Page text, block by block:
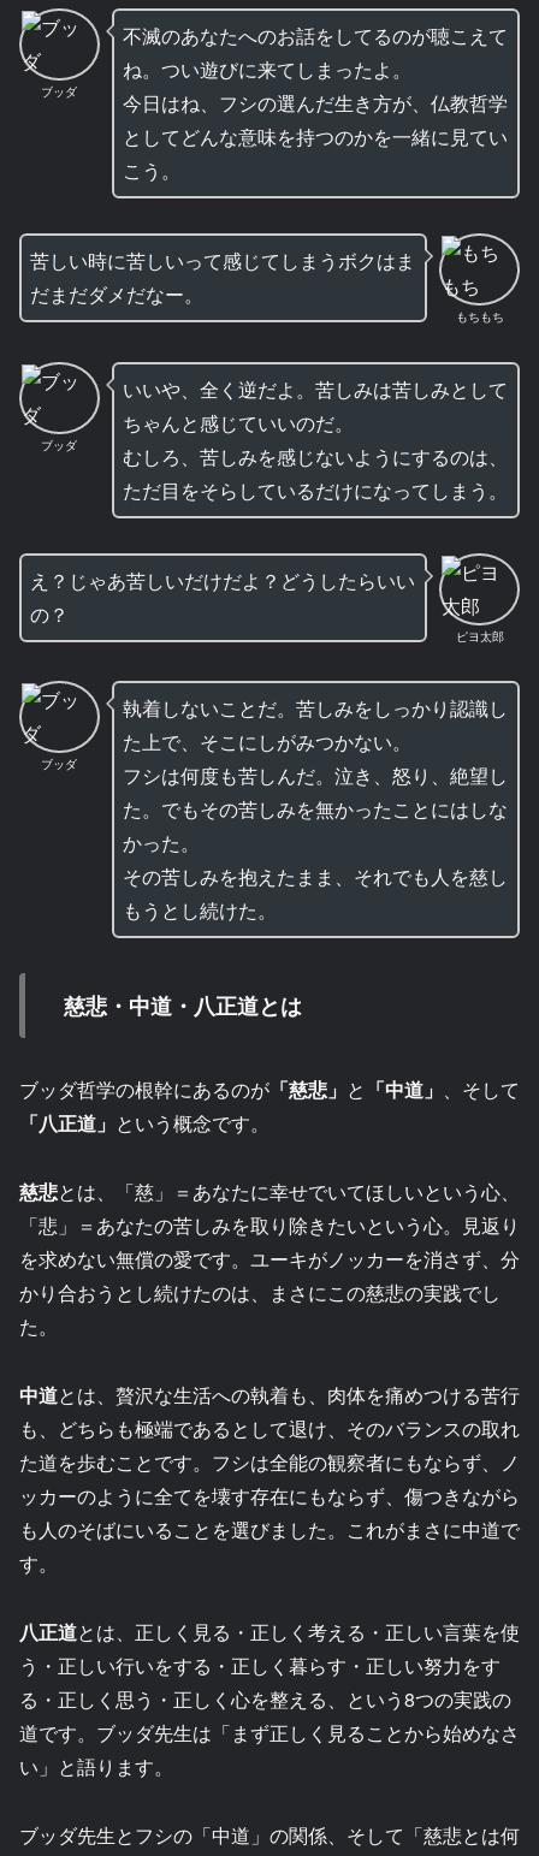
ブッダ
不滅のあなたへのお話をしてるのが聴こえて
ね。つい遊びに来てしまったよ。
今日はね、フシの選んだ生き方が、仏教哲学
としてどんな意味を持つのかを一緒に見てい
こう。
もちもち
苦しい時に苦しいって感じてしまうボクはま
だまだダメだなー。
ブッダ
いいや、全く逆だよ。苦しみは苦しみとして
ちゃんと感じていいのだ。
むしろ、苦しみを感じないようにするのは、
ただ目をそらしているだけになってしまう。
ピヨ太郎
え？じゃあ苦しいだけだよ？どうしたらいい
の？
ブッダ
執着しないことだ。苦しみをしっかり認識し
た上で、そこにしがみつかない。
フシは何度も苦しんだ。泣き、怒り、絶望し
た。でもその苦しみを無かったことにはしな
かった。
その苦しみを抱えたまま、それでも人を慈し
もうとし続けた。
慈悲・中道・八正道とは
ブッダ哲学の根幹にあるのが 「慈悲」 と 「中道」 、そして
「八正道」 という概念です。
慈悲とは、「慈」＝あなたに幸せでいてほしいという心、
「悲」＝あなたの苦しみを取り除きたいという心。見返り
を求めない無償の愛です。ユーキがノッカーを消さず、分
かり合おうとし続けたのは、まさにこの慈悲の実践でし
た。
中道とは、贅沢な生活への執着も、肉体を痛めつける苦行
も、どちらも極端であるとして退け、そのバランスの取れ
た道を歩むことです。フシは全能の観察者にもならず、ノ
ッカーのように全てを壊す存在にもならず、傷つきながら
も人のそばにいることを選びました。これがまさに中道で
す。
八正道とは、正しく見る・正しく考える・正しい言葉を使
う・正しい行いをする・正しく暮らす・正しい努力をす
る・正しく思う・正しく心を整える、という8つの実践の
道です。ブッダ先生は「まず正しく見ることから始めなさ
い」と語ります。
ブッダ先生とフシの「中道」の関係、そして「慈悲とは何